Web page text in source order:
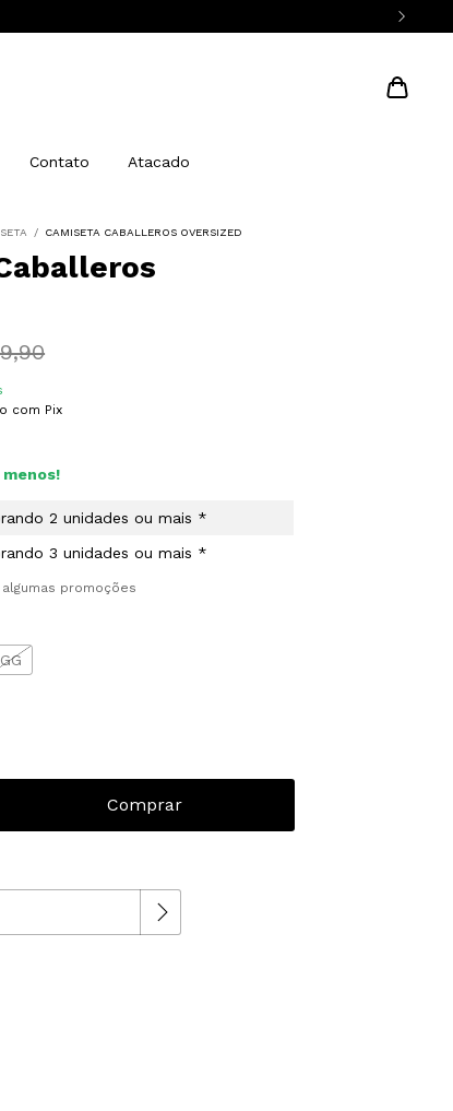
Contato Atacado
/ CAMISETA CABALLEROS OVERSIZED
com Pix
menos!
2 unidades ou mais *
3 unidades ou mais *
promoções
GG